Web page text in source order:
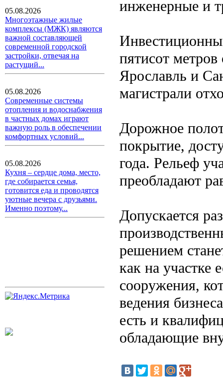
05.08.2026
Многоэтажные жилые
комплексы (МЖК) являются
важной составляющей
современной городской
застройки, отвечая на
растущий...
05.08.2026
Современные системы
отопления и водоснабжения
в частных домах играют
важную роль в обеспечении
комфортных условий...
05.08.2026
Кухня – сердце дома, место,
где собирается семья,
готовится еда и проводятся
уютные вечера с друзьями.
Именно поэтому...
инженерные и
пятисот
Ярославль и
магистрали
Дорожное
покрытие,
года. Рельеф
преобладают
Допускается
решением
как на участке
сооружения,
ведения
есть и
обладающие